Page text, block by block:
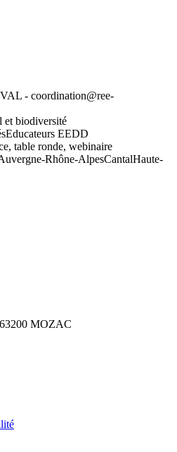
- coordination@ree-
et biodiversité
Educateurs EEDD
table ronde, webinaire
Rhône-AlpesCantalHaute-
63200 MOZAC